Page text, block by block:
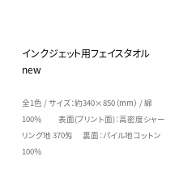
インクジェット用フェイスタオル
new
全1色 / サイズ：約340×850（mm） / 綿
100％ 表面(プリント面)：高密度シャー
リング地 370匁 裏面：パイル地コットン
100％